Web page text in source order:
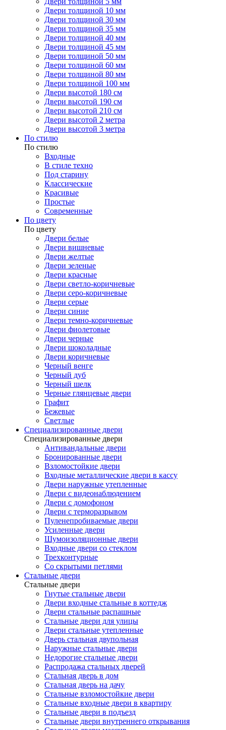
Двери толщиной 10 мм
Двери толщиной 30 мм
Двери толщиной 35 мм
Двери толщиной 40 мм
Двери толщиной 45 мм
Двери толщиной 50 мм
Двери толщиной 60 мм
Двери толщиной 80 мм
Двери толщиной 100 мм
Двери высотой 180 см
Двери высотой 190 см
Двери высотой 210 см
Двери высотой 2 метра
Двери высотой 3 метра
По стилю
По стилю
Входные
В стиле техно
Под старину
Классические
Красивые
Простые
Современные
По цвету
По цвету
Двери белые
Двери вишневые
Двери желтые
Двери зеленые
Двери красные
Двери светло-коричневые
Двери серо-коричневые
Двери серые
Двери синие
Двери темно-коричневые
Двери фиолетовые
Двери черные
Двери шоколадные
Двери коричневые
Черный венге
Черный дуб
Черный шелк
Черные глянцевые двери
Графит
Бежевые
Светлые
Специализированные двери
Специализированные двери
Антивандальные двери
Бронированные двери
Взломостойкие двери
Входные металлические двери в кассу
Двери наружные утепленные
Двери с видеонаблюдением
Двери с домофоном
Двери с терморазрывом
Пуленепробиваемые двери
Усиленные двери
Шумоизоляционные двери
Входные двери со стеклом
Трехконтурные
Со скрытыми петлями
Стальные двери
Стальные двери
Гнутые стальные двери
Двери входные стальные в коттедж
Двери стальные распашные
Стальные двери для улицы
Двери стальные утепленные
Дверь стальная двупольная
Наружные стальные двери
Недорогие стальные двери
Распродажа стальных дверей
Стальная дверь в дом
Стальная дверь на дачу
Стальные взломостойкие двери
Стальные входные двери в квартиру
Стальные двери в подъезд
Стальные двери внутреннего открывания